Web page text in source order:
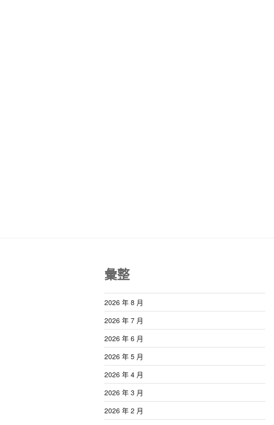
彙整
2026 年 8 月
2026 年 7 月
2026 年 6 月
2026 年 5 月
2026 年 4 月
2026 年 3 月
2026 年 2 月